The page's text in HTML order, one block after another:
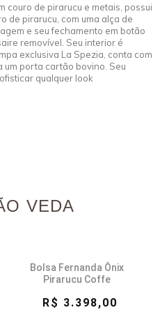
couro de pirarucu e metais, possui
de pirarucu, com uma alça de
e seu fechamento em botão
removível. Seu interior é
exclusiva La Spezia, conta com
porta cartão bovino. Seu
qualquer look
VEDA
Bolsa Fernanda Ônix
Pirarucu Coffe
R$ 3.398,00